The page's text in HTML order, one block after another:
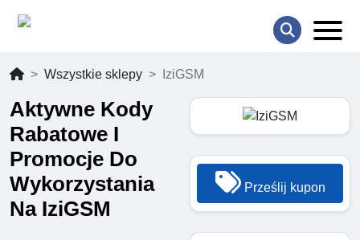
Wszystkie sklepy IziGSM
Aktywne Kody
Rabatowe I
Promocje Do
Wykorzystania
Na IziGSM
Prześlij kupon